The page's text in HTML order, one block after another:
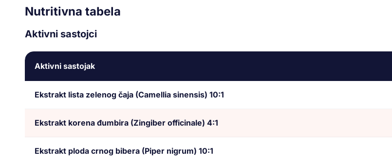
Nutritivna tabela
Aktivni sastojci
Aktivni sastojak
Ekstrakt lista zelenog čaja (Camellia sinensis) 10:1
Ekstrakt korena đumbira (Zingiber officinale) 4:1
Ekstrakt ploda crnog bibera (Piper nigrum) 10:1